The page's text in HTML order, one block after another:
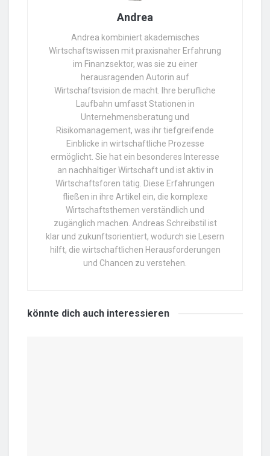
Andrea
Andrea kombiniert akademisches
Wirtschaftswissen mit praxisnaher Erfahrung
im Finanzsektor, was sie zu einer
herausragenden Autorin auf
Wirtschaftsvision.de macht. Ihre berufliche
Laufbahn umfasst Stationen in
Unternehmensberatung und
Risikomanagement, was ihr tiefgreifende
Einblicke in wirtschaftliche Prozesse
ermöglicht. Sie hat ein besonderes Interesse
an nachhaltiger Wirtschaft und ist aktiv in
Wirtschaftsforen tätig. Diese Erfahrungen
fließen in ihre Artikel ein, die komplexe
Wirtschaftsthemen verständlich und
zugänglich machen. Andreas Schreibstil ist
klar und zukunftsorientiert, wodurch sie Lesern
hilft, die wirtschaftlichen Herausforderungen
und Chancen zu verstehen.
könnte dich auch interessieren